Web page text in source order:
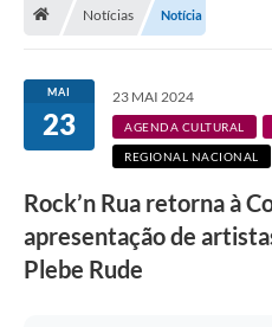
Notícias Notícia
MAI
23
23 MAI 2024
AGENDA CULTURAL
REGIONAL NACIONAL
Rock’n Rua retorna à
apresentação de
Plebe Rude